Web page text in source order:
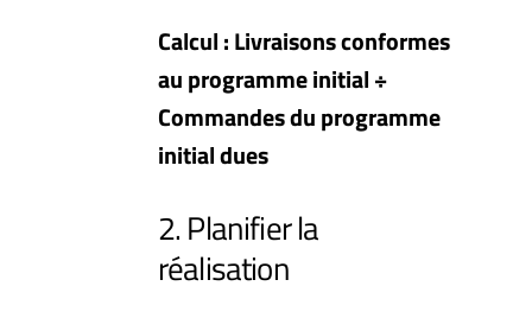
Calcul : Livraisons conformes
au programme initial ÷
Commandes du programme
initial dues
2. Planifier la
réalisation